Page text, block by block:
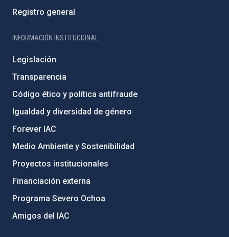
Registro general
INFORMACIÓN INSTITUCIONAL
Legislación
Transparencia
Código ético y política antifraude
Igualdad y diversidad de género
Forever IAC
Medio Ambiente y Sostenibilidad
Proyectos institucionales
Financiación externa
Programa Severo Ochoa
Amigos del IAC